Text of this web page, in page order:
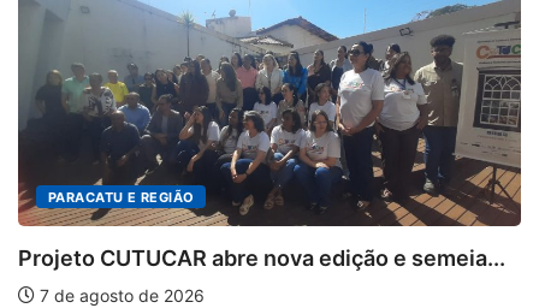
PARACATU E REGIÃO
Projeto CUTUCAR abre nova edição e semeia...
7 de agosto de 2026